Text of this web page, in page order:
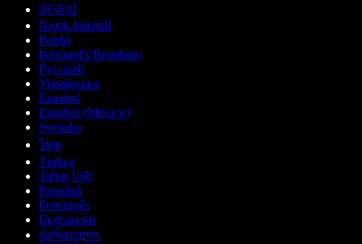
한국어
Norsk bokmål
Polski
Português Brasileiro
Русский
Українська
Español
Español (México)
Svenska
ไทย
Türkçe
Tiếng Việt
Română
Português
Български
ქართული